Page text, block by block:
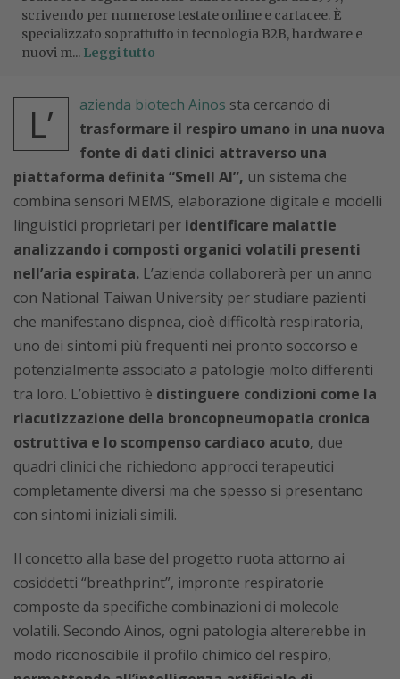
scrivendo per numerose testate online e cartacee. È
specializzato soprattutto in tecnologia B2B, hardware e
nuovi m... Leggi tutto
L’ azienda biotech Ainos sta cercando di
trasformare il respiro umano in una nuova
fonte di dati clinici attraverso una
piattaforma definita “Smell AI”, un sistema che
combina sensori MEMS, elaborazione digitale e modelli
linguistici proprietari per identificare malattie
analizzando i composti organici volatili presenti
nell’aria espirata. L’azienda collaborerà per un anno
con National Taiwan University per studiare pazienti
che manifestano dispnea, cioè difficoltà respiratoria,
uno dei sintomi più frequenti nei pronto soccorso e
potenzialmente associato a patologie molto differenti
tra loro. L’obiettivo è distinguere condizioni come la
riacutizzazione della broncopneumopatia cronica
ostruttiva e lo scompenso cardiaco acuto, due
quadri clinici che richiedono approcci terapeutici
completamente diversi ma che spesso si presentano
con sintomi iniziali simili.
Il concetto alla base del progetto ruota attorno ai
cosiddetti “breathprint”, impronte respiratorie
composte da specifiche combinazioni di molecole
volatili. Secondo Ainos, ogni patologia altererebbe in
modo riconoscibile il profilo chimico del respiro,